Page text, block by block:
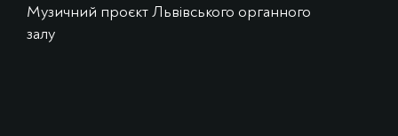
Музичний проєкт Львівського органного
залу